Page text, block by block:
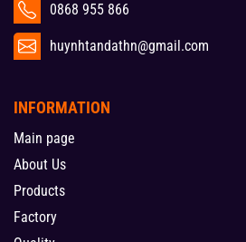
0868 955 866
huynhtandathn@gmail.com
INFORMATION
Main page
About Us
Products
Factory